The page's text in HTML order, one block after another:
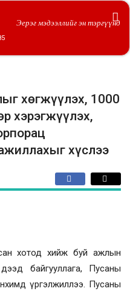
Эерэг мэдээллийг эн тэргүүнд
хөгжүүлэх, 1000
хэрэгжүүлэх,
хүслээ
хотод хийж буй ажлын
дээд байгууллага, Пусаны
үргэлжиллээ. Пусаны